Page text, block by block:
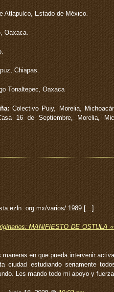
Atlapulco, Estado de México.
Oaxaca.
Chiapas.
Tonaltepec, Oaxaca
Colectivo Puiy, Morelia,
16 de Septiembre, Morelia,
org.mx/varios/ 1989 […]
MANIFIESTO DE OSTULA
en que pueda intervenir
ciudad estudiando seriamente
Les mando todo mi apoyo y